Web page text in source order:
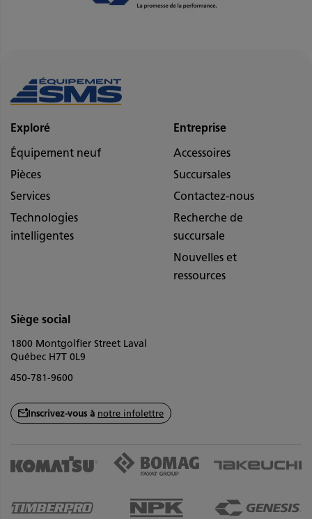
Exploré
Équipement neuf
Pièces
Services
Technologies
intelligentes
Entreprise
Accessoires
Succursales
Contactez-nous
Recherche de
succursale
Nouvelles et
ressources
Siège social
1800 Montgolfier Street Laval
Québec H7T 0L9
450-781-9600
Inscrivez-vous à notre infolettre